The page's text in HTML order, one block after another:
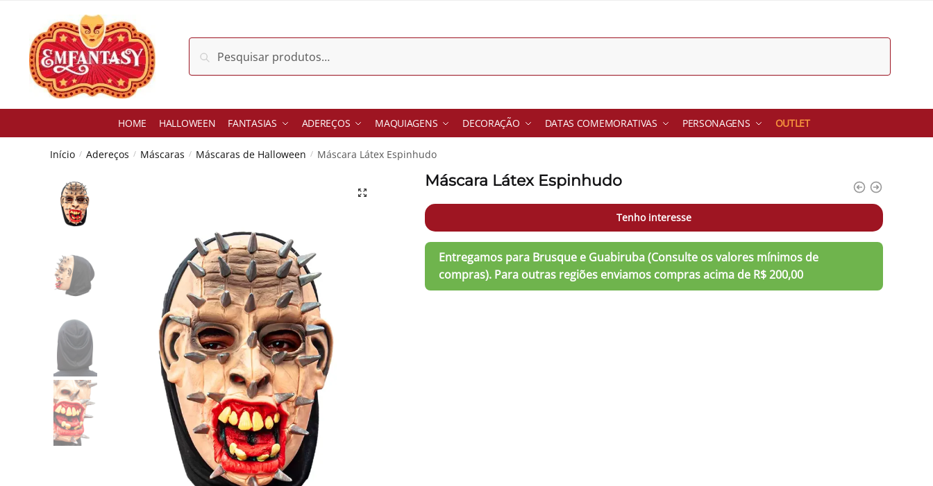
navigation
content
Pesquisar
por:
Pesquisar
HOME HALLOWEEN FANTASIAS ADEREÇOS MAQUIAGENS DECORAÇÃO DATAS COMEMORATIVAS PERSONAGENS OUTLET
Início / Adereços / Máscaras / Máscaras de Halloween / Máscara Látex Espinhudo
Máscara Látex Espinhudo
Tenho interesse